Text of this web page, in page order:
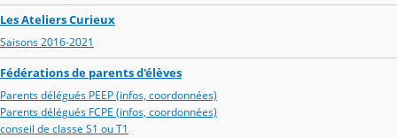
Les Ateliers Curieux
Saisons 2016-2021
Fédérations de parents d'élèves
Parents délégués PEEP (infos, coordonnées)
Parents délégués FCPE (infos, coordonnées)
conseil de classe S1 ou T1